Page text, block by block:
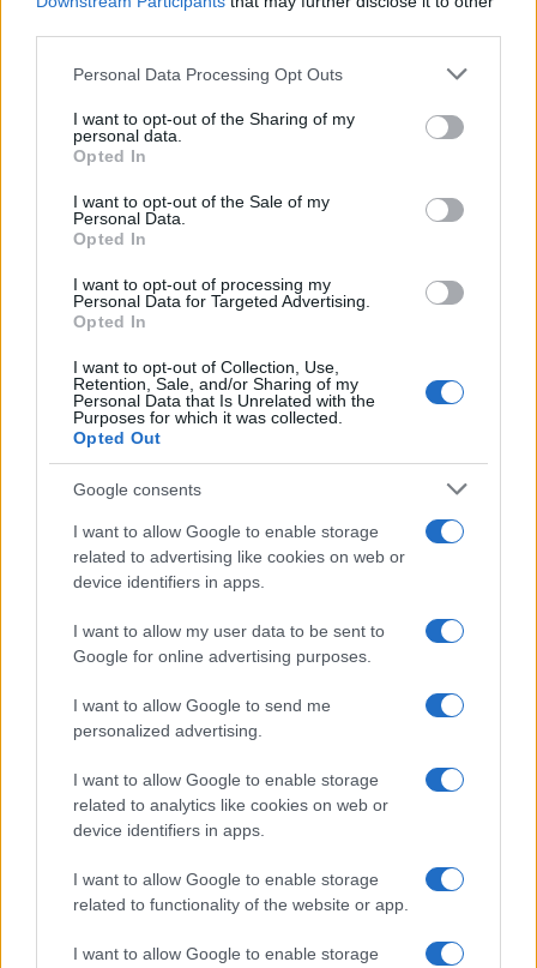
Please note that this website/app uses one or more Google
not limited to your visit or usage behaviour. You may click to
grant or deny consent to Google and its third-party tags to
use your data for below specified purposes in below Google
consent section.
Personal Data Processing Opt Outs
I want to opt-out of the Sharing of my
personal data.
Opted In
I want to opt-out of the Sale of my
Personal Data.
Opted In
I want to opt-out of processing my
Personal Data for Targeted Advertising.
Opted In
I want to opt-out of Collection, Use,
Retention, Sale, and/or Sharing of my
Personal Data that Is Unrelated with the
Purposes for which it was collected.
Opted Out
Google consents
I want to allow Google to enable storage
related to advertising like cookies on web or
device identifiers in apps.
I want to allow my user data to be sent to
Google for online advertising purposes.
I want to allow Google to send me
personalized advertising.
I want to allow Google to enable storage
related to analytics like cookies on web or
device identifiers in apps.
I want to allow Google to enable storage
related to functionality of the website or app.
I want to allow Google to enable storage
10/04/2016 - 17:36
Πείνασες; Έρχεται το “Athens Burger
Fest” για να φας τα πάντα!
Το Athens Burger Fest, το πρώτο
γαστρονομικό φεστιβάλ στην Ελλάδα
αφιερωμένο στο Burger, το γιορτάζει
προτείνοντας γεύσεις από τα καλύτερα
εστιατόρια της Αθήνας όλα μαζεμένα σε
4000 τμ